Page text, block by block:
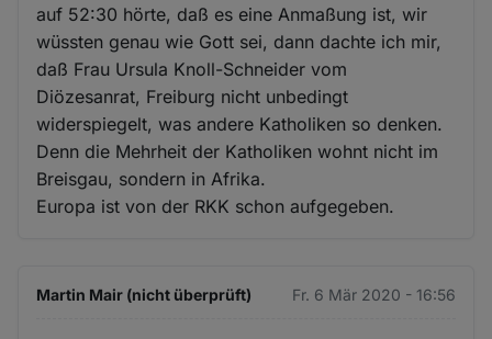
auf 52:30 hörte, daß es eine Anmaßung ist, wir
wüssten genau wie Gott sei, dann dachte ich mir,
daß Frau Ursula Knoll-Schneider vom
Diözesanrat, Freiburg nicht unbedingt
widerspiegelt, was andere Katholiken so denken.
Denn die Mehrheit der Katholiken wohnt nicht im
Breisgau, sondern in Afrika.
Europa ist von der RKK schon aufgegeben.
Martin Mair (nicht überprüft) Fr. 6 Mär 2020 - 16:56